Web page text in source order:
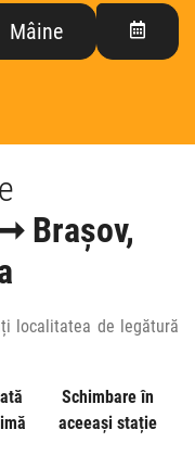
Mâine
Brașov,
localitatea de legătură
Schimbare în
aceeași stație